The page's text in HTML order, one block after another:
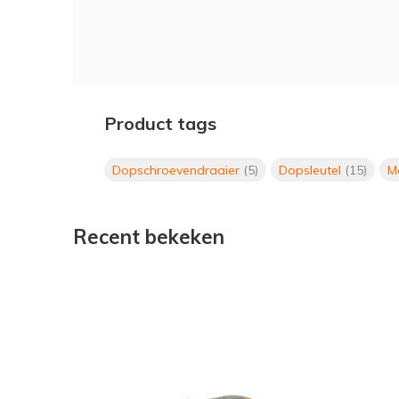
Product tags
Dopschroevendraaier (5) Dopsleutel (15)
Recent bekeken